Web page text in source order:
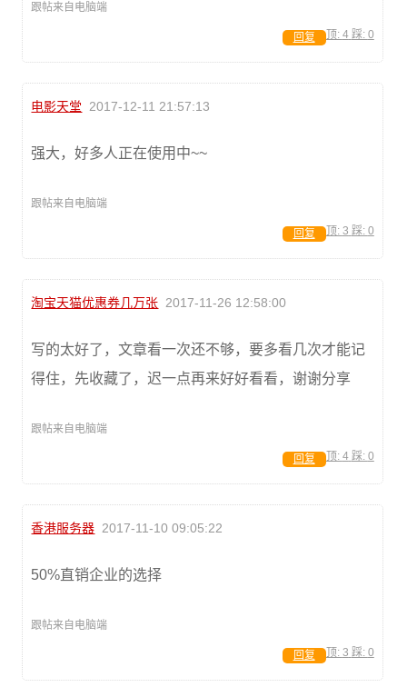
跟帖来自电脑端
顶: 4 踩: 0
回复
电影天堂 2017-12-11 21:57:13
强大，好多人正在使用中~~
跟帖来自电脑端
顶: 3 踩: 0
回复
淘宝天猫优惠券几万张 2017-11-26 12:58:00
写的太好了，文章看一次还不够，要多看几次才能记
得住，先收藏了，迟一点再来好好看看，谢谢分享
跟帖来自电脑端
顶: 4 踩: 0
回复
香港服务器 2017-11-10 09:05:22
50%直销企业的选择
跟帖来自电脑端
顶: 3 踩: 0
回复